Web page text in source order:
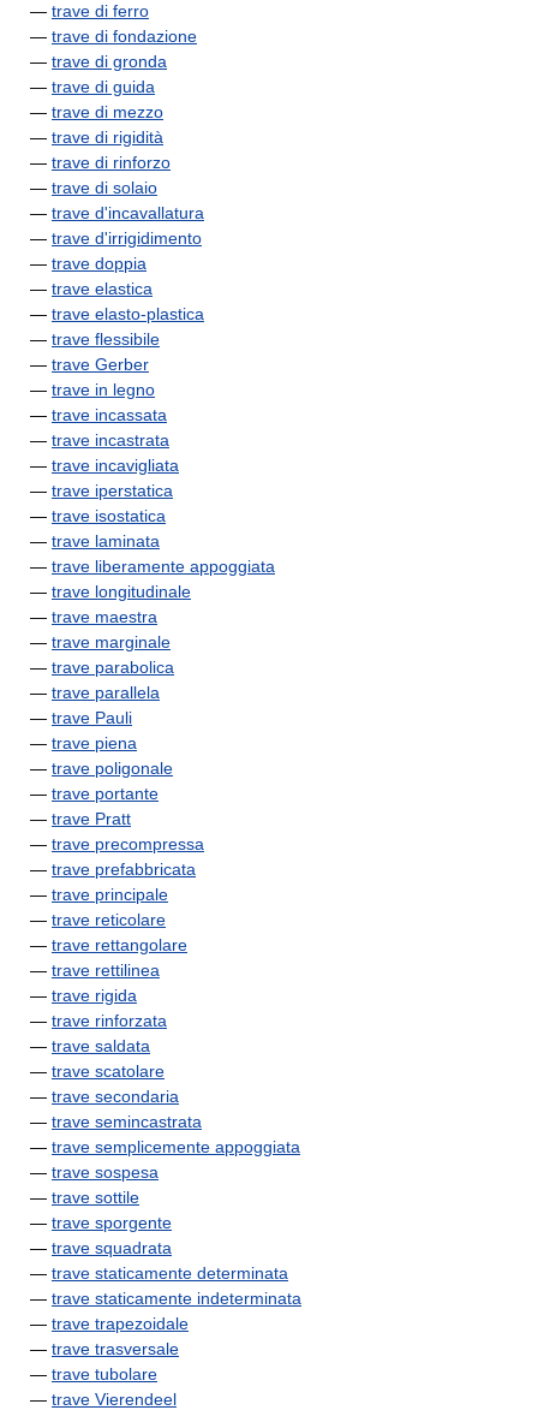
— trave di ferro
— trave di fondazione
— trave di gronda
— trave di guida
— trave di mezzo
— trave di rigidità
— trave di rinforzo
— trave di solaio
— trave d'incavallatura
— trave d'irrigidimento
— trave doppia
— trave elastica
— trave elasto-plastica
— trave flessibile
— trave Gerber
— trave in legno
— trave incassata
— trave incastrata
— trave incavigliata
— trave iperstatica
— trave isostatica
— trave laminata
— trave liberamente appoggiata
— trave longitudinale
— trave maestra
— trave marginale
— trave parabolica
— trave parallela
— trave Pauli
— trave piena
— trave poligonale
— trave portante
— trave Pratt
— trave precompressa
— trave prefabbricata
— trave principale
— trave reticolare
— trave rettangolare
— trave rettilinea
— trave rigida
— trave rinforzata
— trave saldata
— trave scatolare
— trave secondaria
— trave semincastrata
— trave semplicemente appoggiata
— trave sospesa
— trave sottile
— trave sporgente
— trave squadrata
— trave staticamente determinata
— trave staticamente indeterminata
— trave trapezoidale
— trave trasversale
— trave tubolare
— trave Vierendeel